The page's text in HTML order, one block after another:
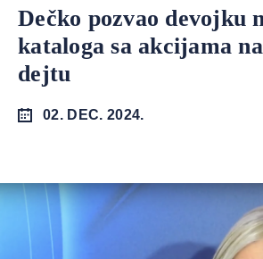
Dečko pozvao devojku
kataloga sa akcijama
dejtu
02. DEC. 2024.